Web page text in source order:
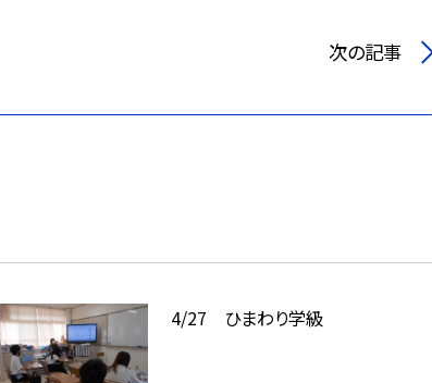
次の記事
4/27 ひまわり学級